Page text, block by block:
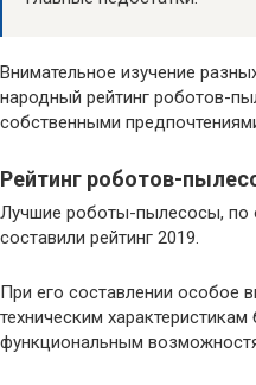
Внимательное изучение
народный рейтинг роботов-
собственными
Рейтинг роботов-
Лучшие роботы-пылесосы, по
составили рейтинг 2019.
При его составлении особое
техническим
функциональным